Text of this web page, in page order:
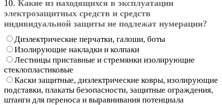
10. Какие из находящихся в эксплуатации
электрозащитных средств и средств
индивидуальной защиты не подлежат нумерации?
Диэлектрические перчатки, галоши, боты
Изолирующие накладки и колпаки
Лестницы приставные и стремянки изолирующие
стеклопластиковые
Каски защитные, диэлектрические ковры, изолирующие
подставки, плакаты безопасности, защитные ограждения,
штанги для переноса и выравнивания потенциала